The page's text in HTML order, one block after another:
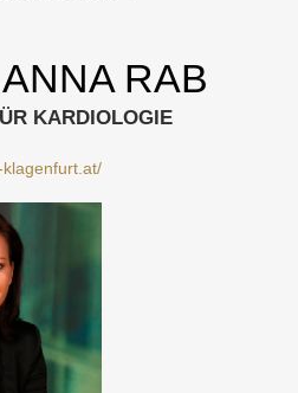
RAB
KARDIOLOGIE
klagenfurt.at/